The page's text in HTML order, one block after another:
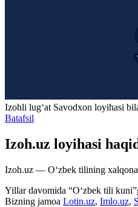
Izohli lugʻat Savodxon loyihasi
Batafsil
Izoh.uz loyihasi
Izoh.uz — O‘zbek tilining xalqona
Yillar davomida “O‘zbek tili
Bizning jamoa Lotin.uz, Imlo.uz,